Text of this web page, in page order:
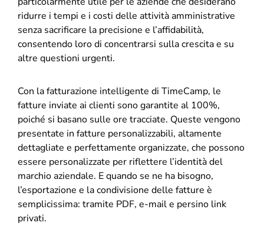
ridurre i tempi e i costi delle attività amministrative
senza sacrificare la precisione e l’affidabilità,
consentendo loro di concentrarsi sulla crescita e su
altre questioni urgenti.
Con la fatturazione intelligente di TimeCamp, le
fatture inviate ai clienti sono garantite al 100%,
poiché si basano sulle ore tracciate. Queste vengono
presentate in fatture personalizzabili, altamente
dettagliate e perfettamente organizzate, che possono
essere personalizzate per riflettere l’identità del
marchio aziendale. E quando se ne ha bisogno,
l’esportazione e la condivisione delle fatture è
semplicissima: tramite PDF, e-mail e persino link
privati.